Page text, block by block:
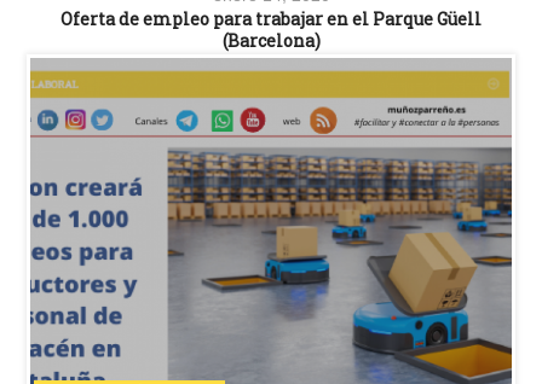
Oferta de empleo para trabajar en el Parque Güell
(Barcelona)